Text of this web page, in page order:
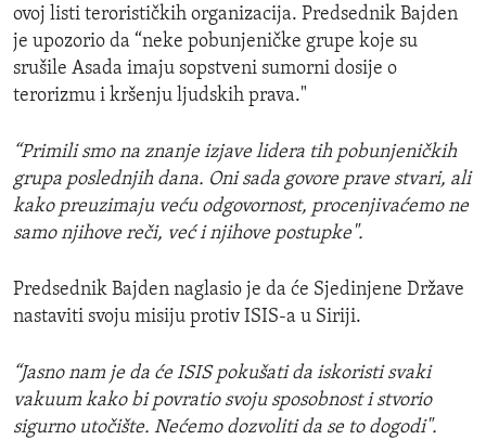
ovoj listi terorističkih organizacija. Predsednik Bajden
je upozorio da “neke pobunjeničke grupe koje su
srušile Asada imaju sopstveni sumorni dosije o
terorizmu i kršenju ljudskih prava."
“Primili smo na znanje izjave lidera tih pobunjeničkih
grupa poslednjih dana. Oni sada govore prave stvari, ali
kako preuzimaju veću odgovornost, procenjivaćemo ne
samo njihove reči, već i njihove postupke".
Predsednik Bajden naglasio je da će Sjedinjene Države
nastaviti svoju misiju protiv ISIS-a u Siriji.
“Jasno nam je da će ISIS pokušati da iskoristi svaki
vakuum kako bi povratio svoju sposobnost i stvorio
sigurno utočište. Nećemo dozvoliti da se to dogodi".